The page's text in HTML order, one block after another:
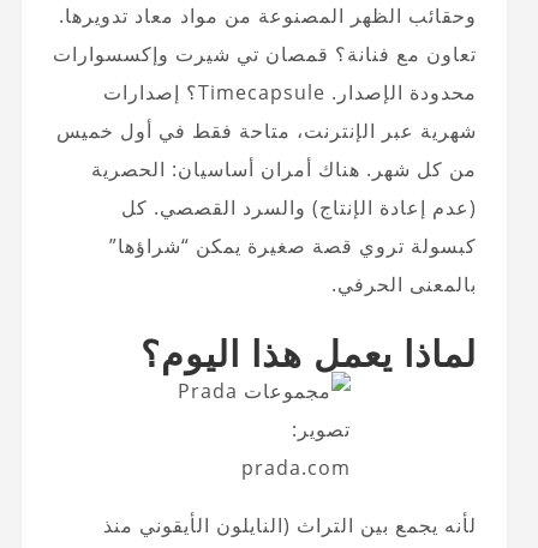
وحقائب الظهر المصنوعة من مواد معاد تدويرها.
تعاون مع فنانة؟ قمصان تي شيرت وإكسسوارات
محدودة الإصدار. Timecapsule؟ إصدارات
شهرية عبر الإنترنت، متاحة فقط في أول خميس
من كل شهر. هناك أمران أساسيان: الحصرية
(عدم إعادة الإنتاج) والسرد القصصي. كل
كبسولة تروي قصة صغيرة يمكن “شراؤها”
بالمعنى الحرفي.
لماذا يعمل هذا اليوم؟
تصوير:
prada.com
لأنه يجمع بين التراث (النايلون الأيقوني منذ